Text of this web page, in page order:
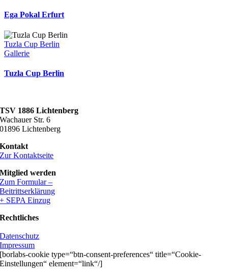
Ega Pokal Erfurt
Tuzla Cup Berlin
Gallerie
Tuzla Cup Berlin
TSV 1886 Lichtenberg
Wachauer Str. 6
01896 Lichtenberg
Kontakt
Zur Kontaktseite
Mitglied werden
Zum Formular –
Beitrittserklärung
+ SEPA Einzug
Rechtliches
Datenschutz
Impressum
[borlabs-cookie type=“btn-consent-preferences“ title=“Cookie-
Einstellungen“ element=“link“/]